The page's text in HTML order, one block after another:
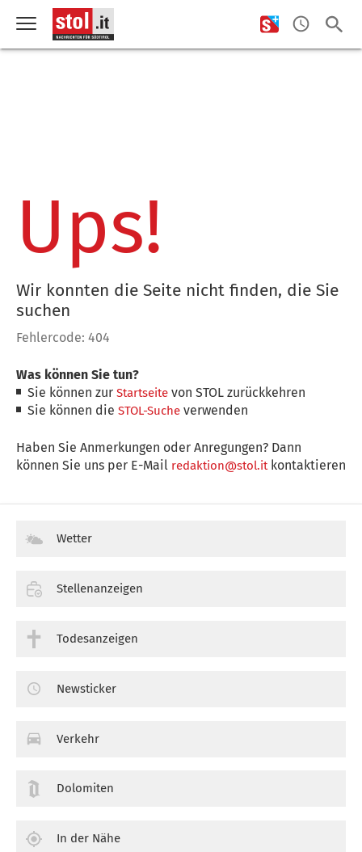
Ups!
Wir konnten die Seite nicht finden, die Sie
suchen
Fehlercode: 404
Was können Sie tun?
Sie können zurStartseite von STOL zurückkehren
Sie können dieSTOL-Suche verwenden
Haben Sie Anmerkungen oder Anregungen? Dann
können Sie uns per E-Mail redaktion@stol.itkontaktieren
Wetter
Stellenanzeigen
Todesanzeigen
Newsticker
Verkehr
Dolomiten
In der Nähe